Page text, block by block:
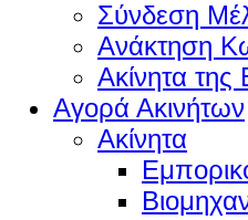
Σύνδεση
Ανάκτηση
Ακίνητα
Αγορά Ακινήτων
Ακίνητα